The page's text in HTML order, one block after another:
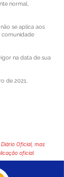
normal,
se aplica aos
comunidade
na data de sua
de 2021.
Oficial, mas
oficial.